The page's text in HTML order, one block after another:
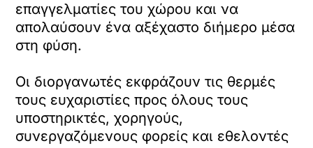
επαγγελματίες του χώρου και να
απολαύσουν ένα αξέχαστο διήμερο μέσα
στη φύση.
Οι διοργανωτές εκφράζουν τις θερμές
τους ευχαριστίες προς όλους τους
υποστηρικτές, χορηγούς,
συνεργαζόμενους φορείς και εθελοντές